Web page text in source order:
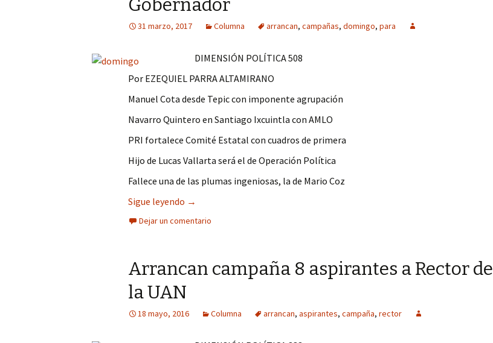
Gobernador
31 marzo, 2017 Columna arrancan, campañas, domingo, para
DIMENSIÓN POLÍTICA 508
Por EZEQUIEL PARRA ALTAMIRANO
Manuel Cota desde Tepic con imponente agrupación
Navarro Quintero en Santiago Ixcuintla con AMLO
PRI fortalece Comité Estatal con cuadros de primera
Hijo de Lucas Vallarta será el de Operación Política
Fallece una de las plumas ingeniosas, la de Mario Coz
Sigue leyendo El domingo arrancan campañas para Gobernador
→
Dejar un comentario
Arrancan campaña 8 aspirantes a Rector de
la UAN
18 mayo, 2016 Columna arrancan, aspirantes, campaña, rector